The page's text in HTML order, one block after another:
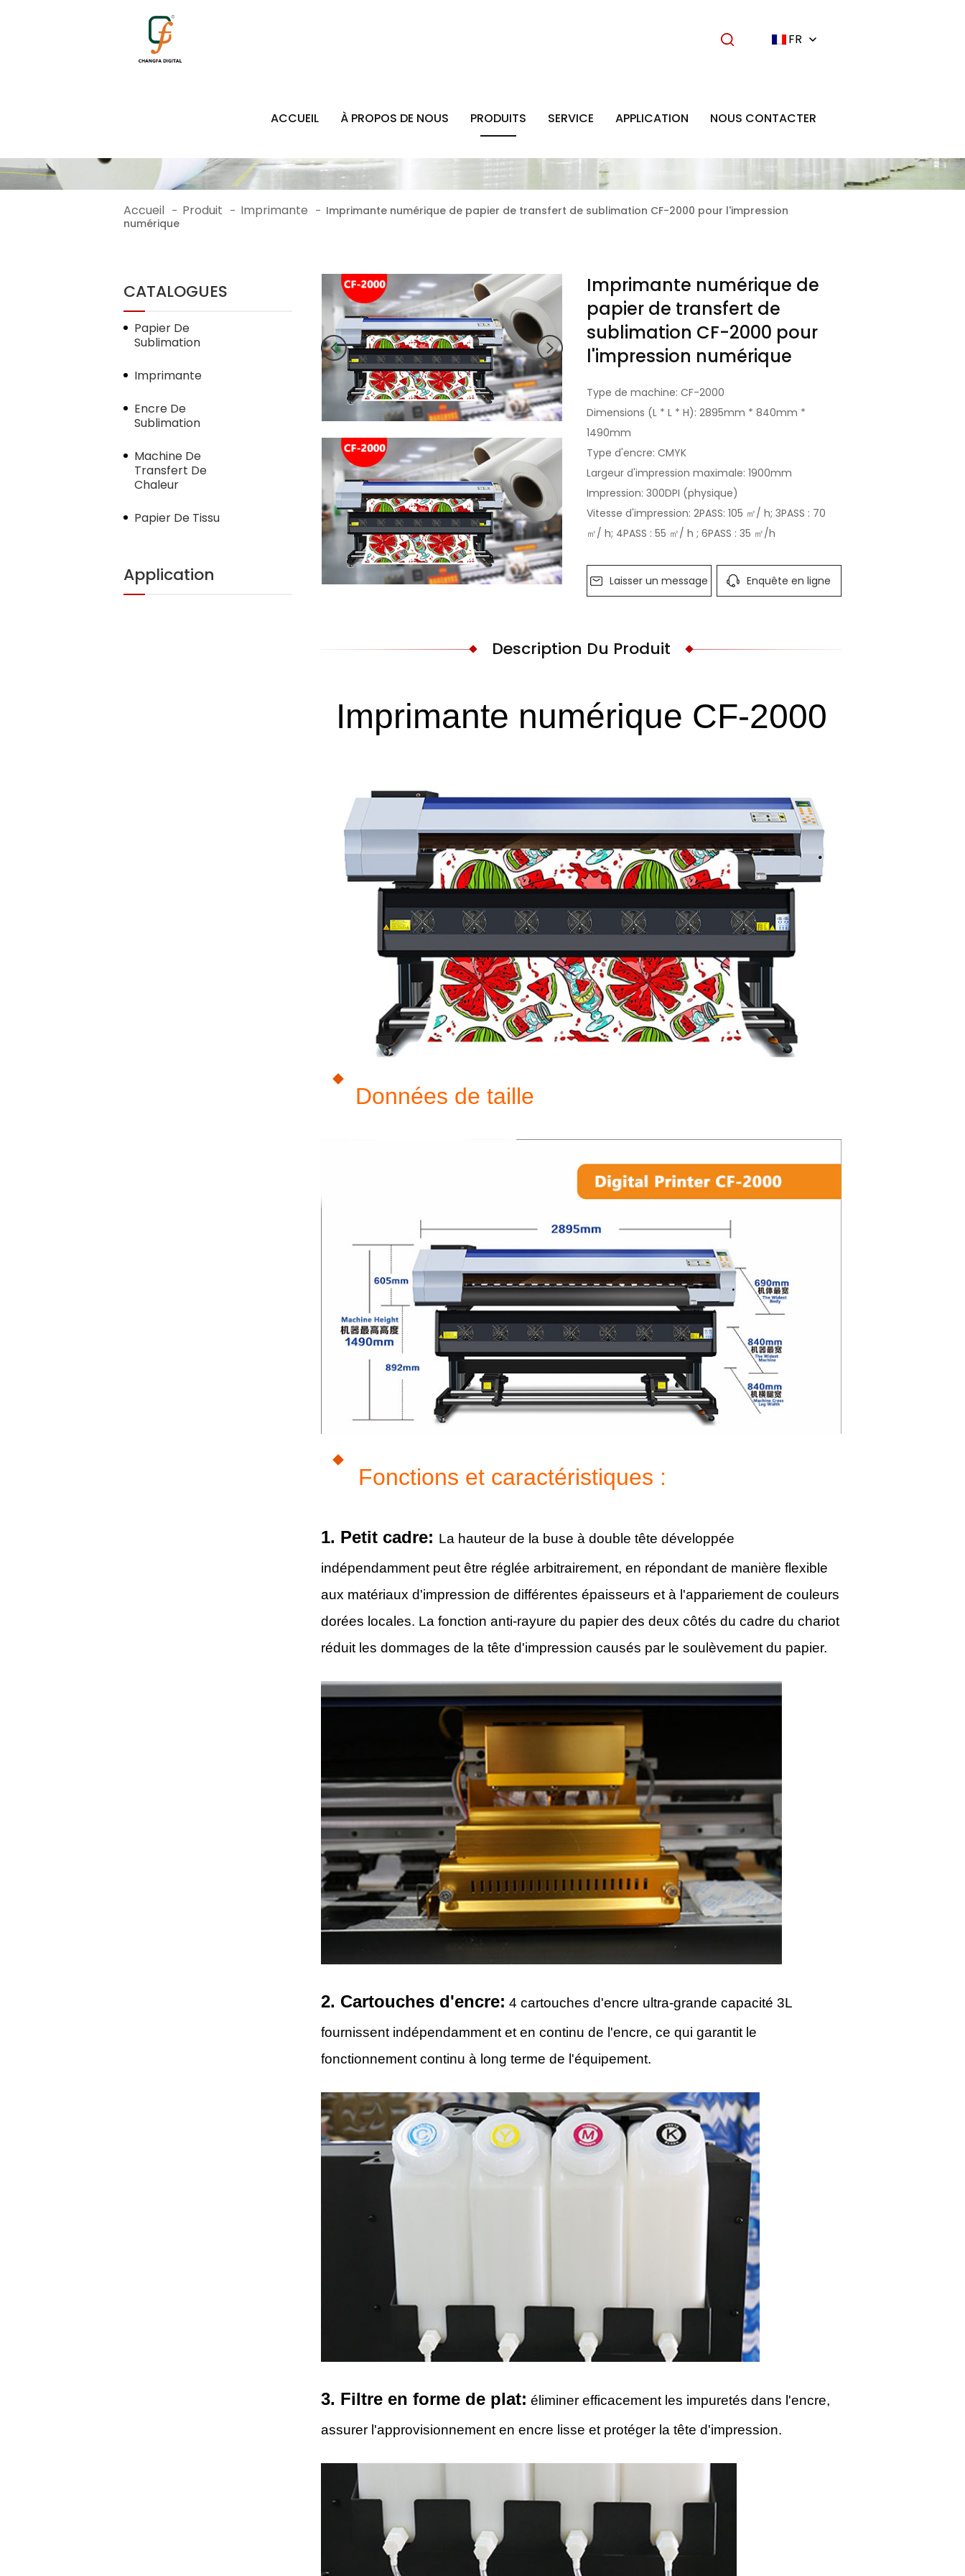
FR
ACCUEIL À PROPOS DE NOUS PRODUITS SERVICE APPLICATION NOUS CONTACTER
Accueil - Produit - Imprimante - Imprimante numérique de papier de transfert de sublimation CF-2000 pour l'impression
numérique
CATALOGUES
Papier De
Sublimation
Imprimante
Encre De
Sublimation
Machine De
Transfert De
Chaleur
Papier De Tissu
Application
Imprimante numérique de
papier de transfert de
sublimation CF-2000 pour
l'impression numérique
Type de machine: CF-2000
Dimensions (L * L * H): 2895mm * 840mm *
1490mm
Type d'encre: CMYK
Largeur d'impression maximale: 1900mm
Impression: 300DPI (physique)
Vitesse d'impression: 2PASS: 105 ㎡/ h; 3PASS : 70
㎡/ h; 4PASS : 55 ㎡/ h ; 6PASS : 35 ㎡/h
Laisser un message Enquête en ligne
Description Du Produit
Imprimante numérique CF-2000
Données de taille
Fonctions et caractéristiques :
1. Petit cadre: La hauteur de la buse à double tête développée
indépendamment peut être réglée arbitrairement, en répondant de manière flexible
aux matériaux d'impression de différentes épaisseurs et à l'appariement de couleurs
dorées locales. La fonction anti-rayure du papier des deux côtés du cadre du chariot
réduit les dommages de la tête d'impression causés par le soulèvement du papier.
2. Cartouches d'encre: 4 cartouches d'encre ultra-grande capacité 3L
fournissent indépendamment et en continu de l'encre, ce qui garantit le
fonctionnement continu à long terme de l'équipement.
3. Filtre en forme de plat: éliminer efficacement les impuretés dans l'encre,
assurer l'approvisionnement en encre lisse et protéger la tête d'impression.